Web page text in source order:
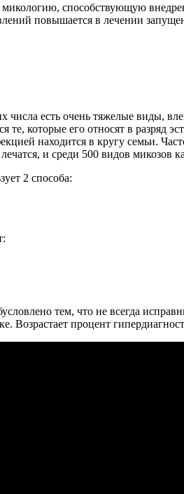
способствующую
повышается в лечении
числа есть очень тяжелые виды,
которые его относят в разряд
находится в кругу семьи.
и среди 500 видов микозов
2 способа:
тем, что не всегда
Возрастает процент